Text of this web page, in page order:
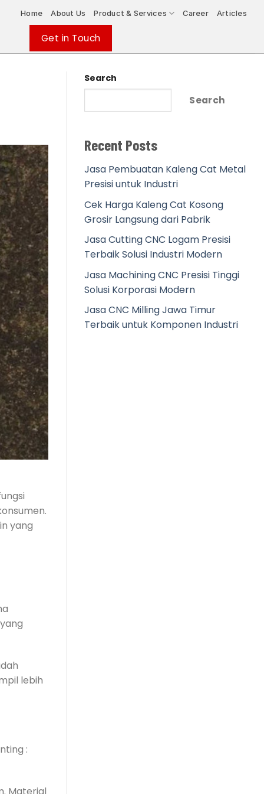
Home About Us Product & Services Career Articles
Get in Touch
yang
lebih
:
Material
Search
Search
Recent Posts
Jasa Pembuatan Kaleng Cat Metal
Presisi untuk Industri
Cek Harga Kaleng Cat Kosong
Grosir Langsung dari Pabrik
Jasa Cutting CNC Logam Presisi
Terbaik Solusi Industri Modern
Jasa Machining CNC Presisi Tinggi
Solusi Korporasi Modern
Jasa CNC Milling Jawa Timur
Terbaik untuk Komponen Industri